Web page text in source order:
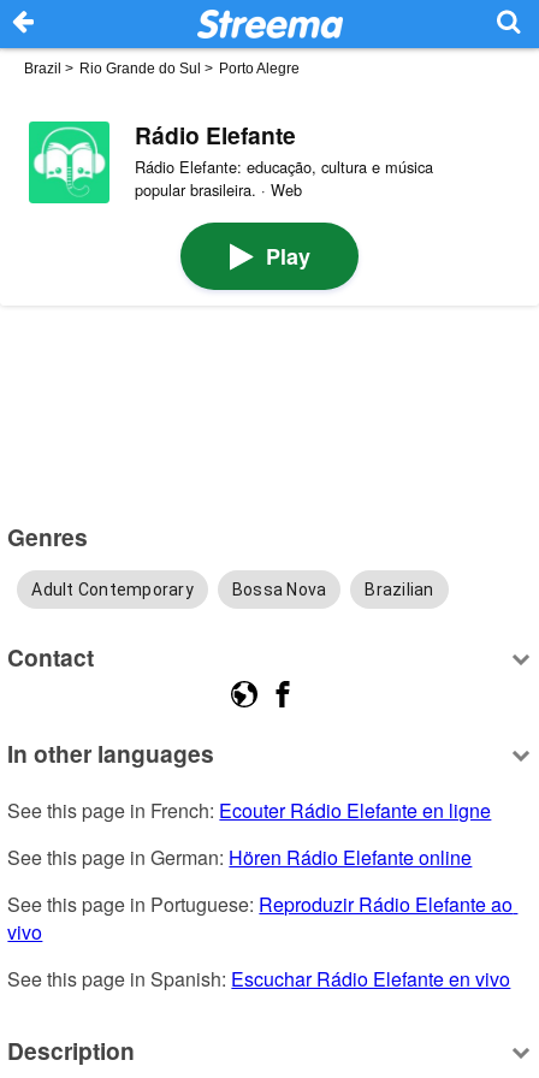
Brazil > Rio Grande do Sul > Porto Alegre
Rádio Elefante
Rádio Elefante: educação, cultura e música
popular brasileira. · Web
Play
Genres
Adult Contemporary Bossa Nova Brazilian
Contact
In other languages
See this page in French: Ecouter Rádio Elefante en ligne
See this page in German: Hören Rádio Elefante online
See this page in Portuguese: Reproduzir Rádio Elefante ao
vivo
See this page in Spanish: Escuchar Rádio Elefante en vivo
Description